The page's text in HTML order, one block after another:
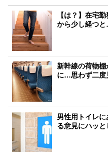
【は？】在宅
から少し経つ
新幹線の荷物
に…思わず二度
男性用トイレ
る意見にハッと